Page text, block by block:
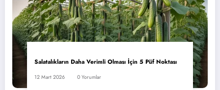
Salatalıkların Daha Verimli Olması İçin 5 Püf Noktası
12 Mart 2026 0 Yorumlar